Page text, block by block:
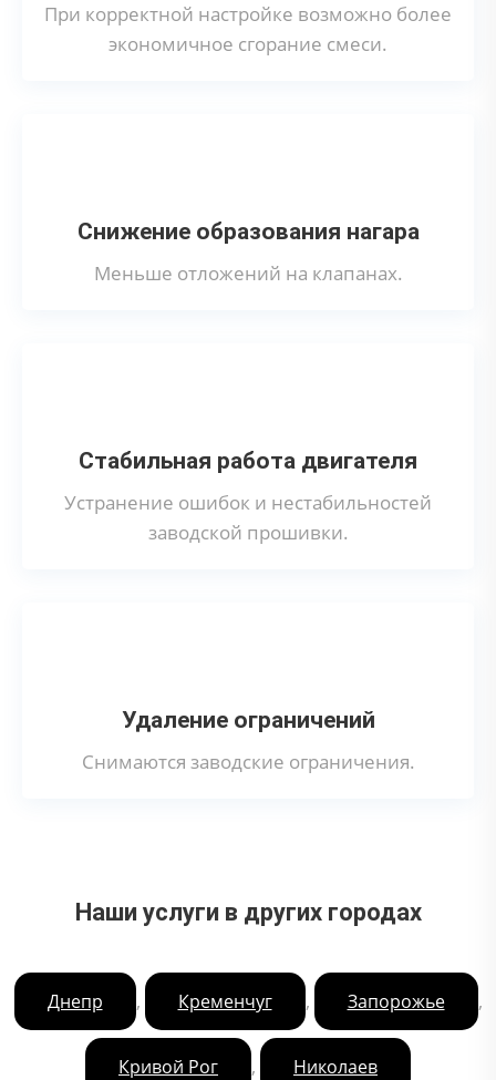
При корректной настройке возможно более
экономичное сгорание смеси.
Снижение образования нагара
Меньше отложений на клапанах.
Стабильная работа двигателя
Устранение ошибок и нестабильностей
заводской прошивки.
Удаление ограничений
Снимаются заводские ограничения.
Наши услуги в других городах
Днепр , Кременчуг , Запорожье ,
Кривой Рог , Николаев